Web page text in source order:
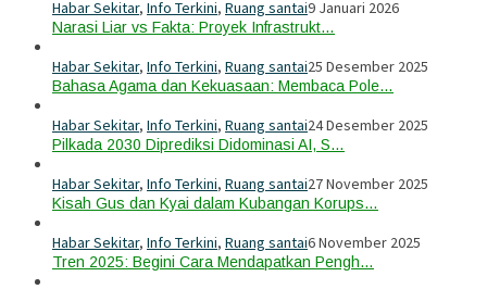
Habar Sekitar, Info Terkini, Ruang santai9 Januari 2026
Narasi Liar vs Fakta: Proyek Infrastrukt…
Habar Sekitar, Info Terkini, Ruang santai25 Desember 2025
Bahasa Agama dan Kekuasaan: Membaca Pole…
Habar Sekitar, Info Terkini, Ruang santai24 Desember 2025
Pilkada 2030 Diprediksi Didominasi AI, S…
Habar Sekitar, Info Terkini, Ruang santai27 November 2025
Kisah Gus dan Kyai dalam Kubangan Korups…
Habar Sekitar, Info Terkini, Ruang santai6 November 2025
Tren 2025: Begini Cara Mendapatkan Pengh…